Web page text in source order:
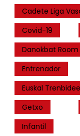
Cadete Liga
Covid-19
Danokbat Room
Entrenador
Euskal
Getxo
Infantil